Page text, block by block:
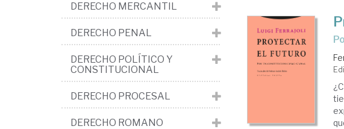
marítimo
DERECHO MERCANTIL
DERECHO PENAL
DERECHO POLÍTICO Y
CONSTITUCIONAL
DERECHO PROCESAL
DERECHO ROMANO